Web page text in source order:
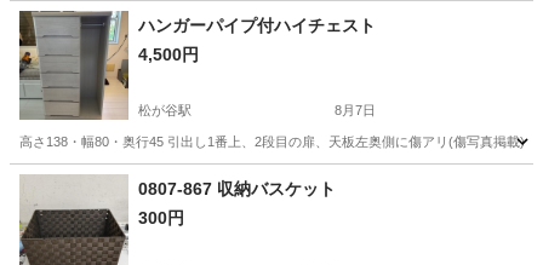
ハンガーパイプ付ハイチェスト
4,500円
松が谷駅 8月7日
高さ138・幅80・奥行45 引出し1番上、2段目の扉、天板左奥側に傷アリ(傷写真掲載)
東京 多摩市 収納家具
0807-867 収納バスケット
300円